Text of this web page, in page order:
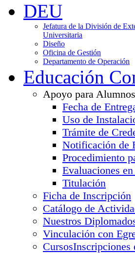
DEU
Jefatura de la División de
Universitaria
Diseño
Oficina de Gestión
Departamento de Operación
Educación
Apoyo para Alumnos
Fecha de
Uso de
Trámite de
Notificación de
Procedimiento
Evaluaciones
Titulación
Ficha de Inscripción
Catálogo de
Nuestros
Vinculación con
CursosInscripciones